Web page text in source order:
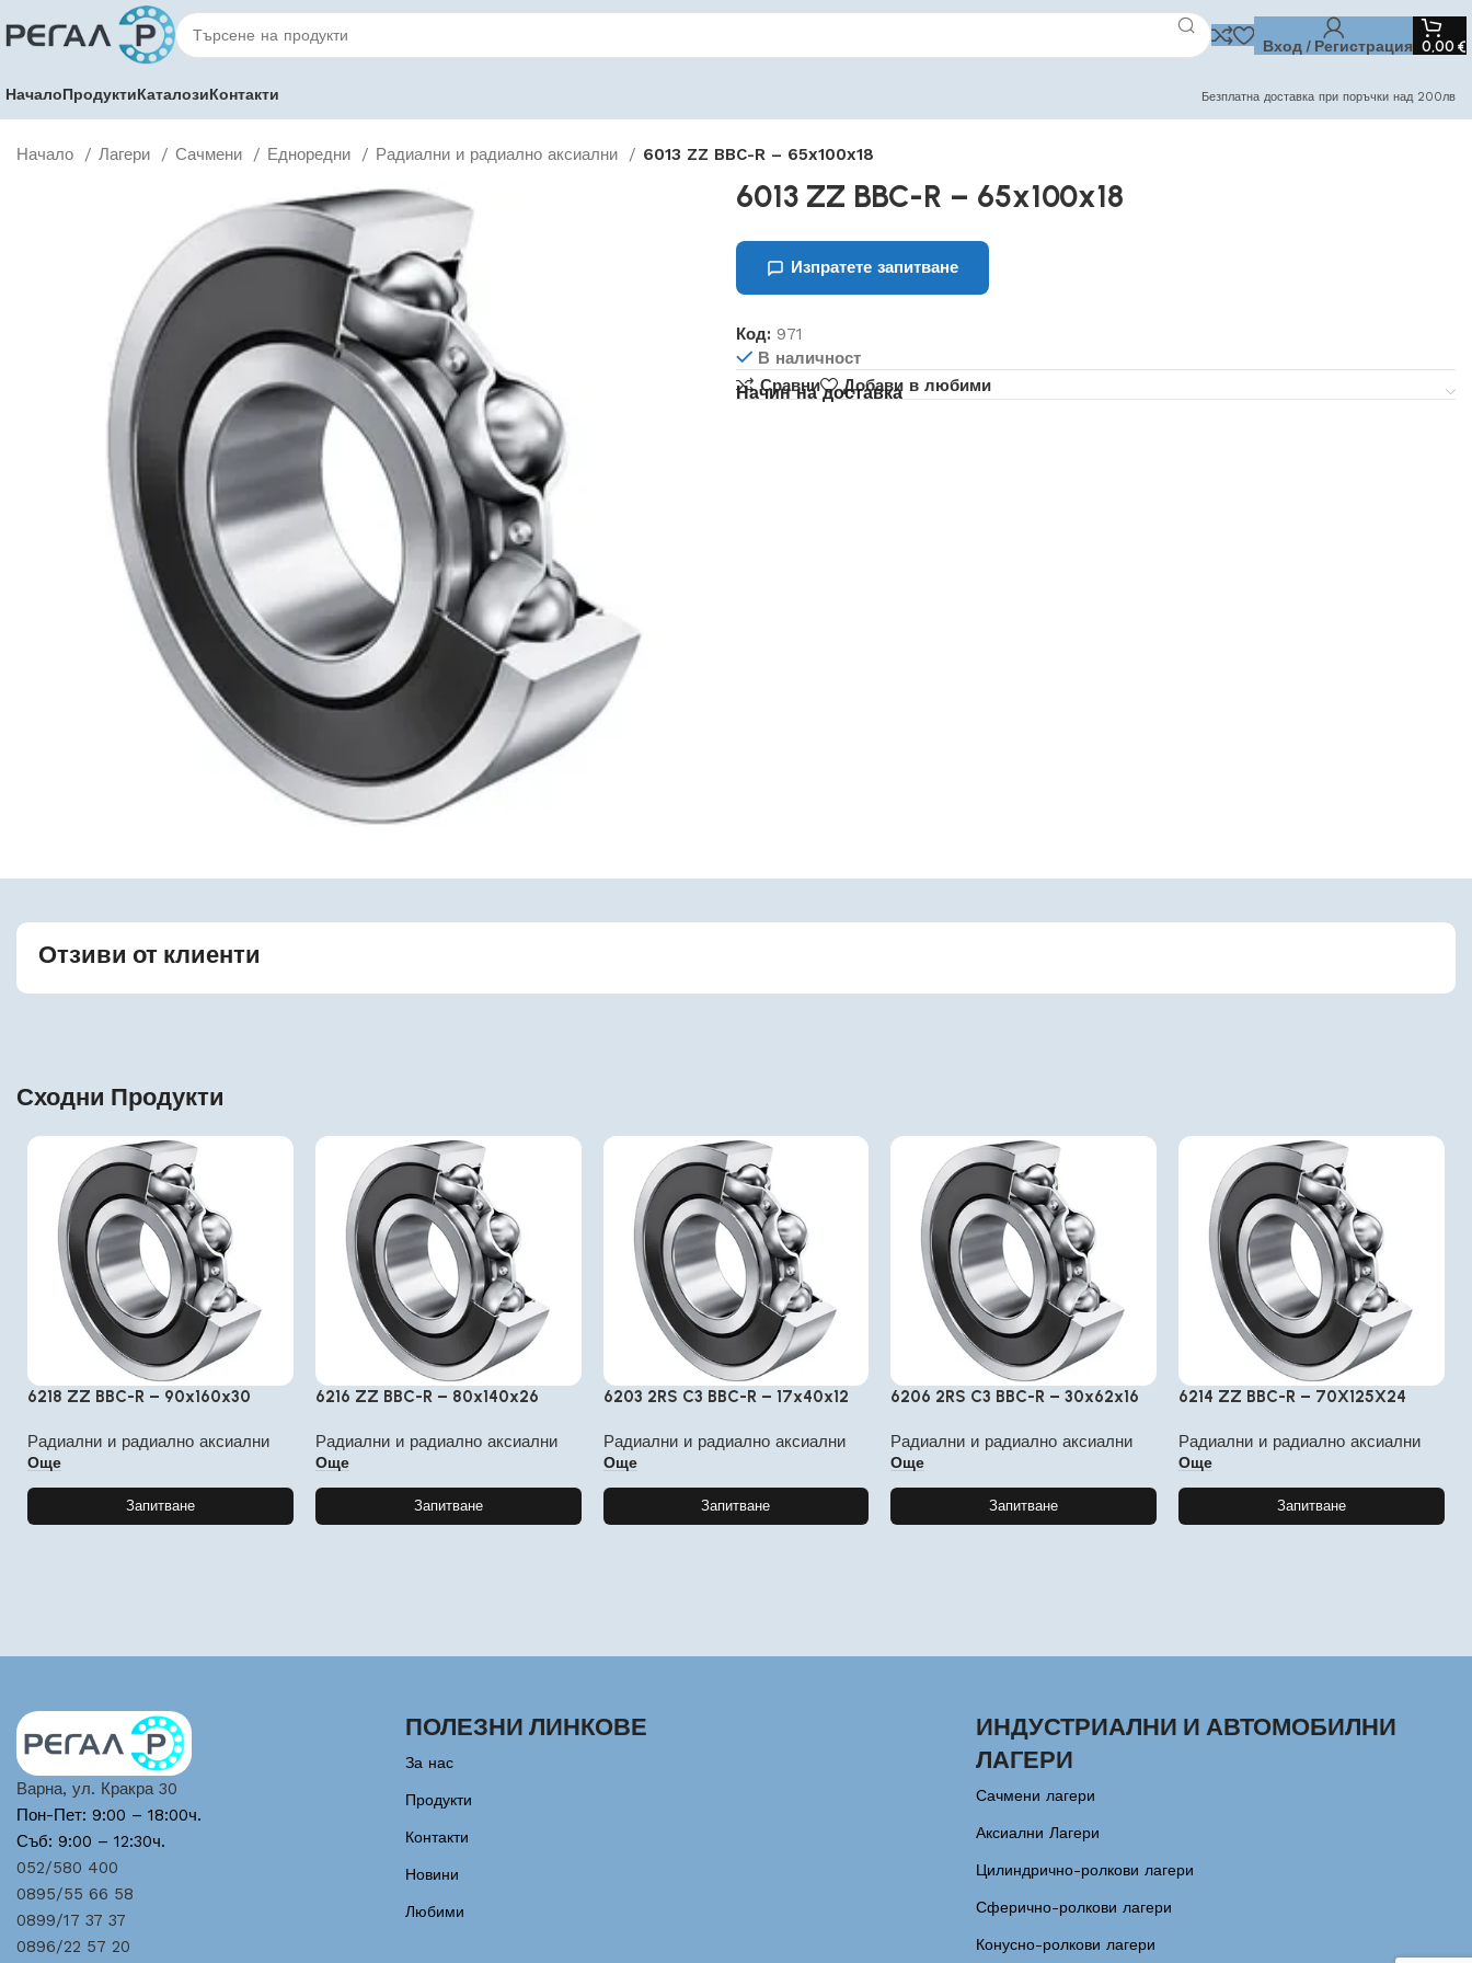
Вход / Регистрация 0,00 €
НачалоПродуктиКаталозиКонтакти Безплатна доставка при поръчки над 200лв
Начало Лагери Сачмени Едноредни Радиални и радиално аксиални 6013 ZZ BBC-R – 65x100x18
6013 ZZ BBC-R – 65x100x18
Изпратете запитване
Код: 971
В наличност
Сравни
Добави в любими
Начин на доставка
Отзиви от клиенти
Сходни Продукти
6218 ZZ BBC-R – 90x160x30
Радиални и радиално аксиални
Още
Запитване
6216 ZZ BBC-R – 80x140x26
Радиални и радиално аксиални
Още
Запитване
6203 2RS C3 BBC-R – 17x40x12
Радиални и радиално аксиални
Още
Запитване
6206 2RS C3 BBC-R – 30x62x16
Радиални и радиално аксиални
Още
Запитване
6214 ZZ BBC-R – 70X125X24
Радиални и радиално аксиални
Още
Запитване
Варна, ул. Кракра 30
Пон-Пет: 9:00 – 18:00ч.
Съб: 9:00 – 12:30ч.
052/580 400
0895/55 66 58
0899/17 37 37
0896/22 57 20
ПОЛЕЗНИ ЛИНКОВЕ
За нас
Продукти
Контакти
Новини
Любими
ИНДУСТРИАЛНИ И АВТОМОБИЛНИ
ЛАГЕРИ
Сачмени лагери
Аксиални Лагери
Цилиндрично-ролкови лагери
Сферично-ролкови лагери
Конусно-ролкови лагери